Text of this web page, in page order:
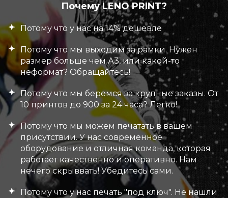
Почему LENO PRINT?
Потому что у нас на 14% дешевле
Потому что мы выходим за рамки. Нужен
размер больше чем А3, или какой-то
неформат? Обращайтесь!
Потому что мы беремся за крупные заказы. От
10 принтов до 900 за 24 часа? Легко!
Потому что мы можем печатать в вашем
присутствии. У нас современное
оборудование и отличная команда, которая
работает качественно и оперативно. Нам
нечего скрыввать! Убедитесь сами.
Потому что у нас печать "под ключ". Не нашли